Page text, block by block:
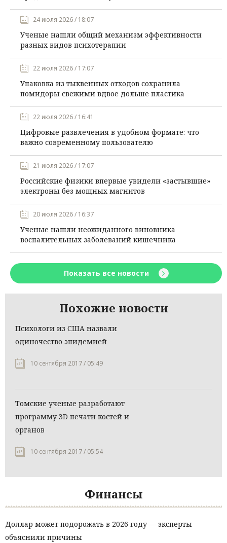
24 июля 2026 / 18:07
Ученые нашли общий механизм эффективности
разных видов психотерапии
22 июля 2026 / 17:07
Упаковка из тыквенных отходов сохранила
помидоры свежими вдвое дольше пластика
22 июля 2026 / 16:41
Цифровые развлечения в удобном формате: что
важно современному пользователю
21 июля 2026 / 17:07
Российские физики впервые увидели «застывшие»
электроны без мощных магнитов
20 июля 2026 / 16:37
Ученые нашли неожиданного виновника
воспалительных заболеваний кишечника
Показать все новости
Похожие новости
Психологи из США назвали
одиночество эпидемией
10 сентября 2017 / 05:49
Томские ученые разработают
программу 3D печати костей и
органов
10 сентября 2017 / 05:54
Финансы
Доллар может подорожать в 2026 году — эксперты
объяснили причины